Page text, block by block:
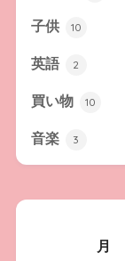
子供 10
英語 2
買い物 10
音楽 3
月